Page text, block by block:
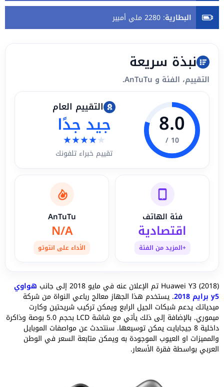
البطارية: 2280 ملي أمبير
نبذة سريعة
التقييم، الفئة و AnTuTu.
8.0
10 /
التقييم العام
جيد جدًا
★★★★★
تقييم خبراء تلفونك
فئة الهاتف
اقتصادية
+المزيد من الفئة
AnTuTu
N/A
الأداء على انتوتو
Huawei Y3 (2018) تم الإعلان عنه في مايو 2018 إلى جانب هواوي
y5 برايم 2018 . يستخدم هذا الجهاز معالج رباعي النواة من شركة
ميدياتك يدعم شبكات الجيل الرابع ويمكن تركيب شريحتين وكارت
ميموري. بالإضافة إلى ذلك يأتي مع شاشة LCD بحجم 5.0 بوصة وذاكرة
داخلية 8 جيجابايت يمكن توسيعها. سنتحدث عن مواصفات الموبايل
والمميزات او العيوب الموجودة به ويمكن متابعة السعر في الوطن
العربي بواسطة فقرة الأسعار.